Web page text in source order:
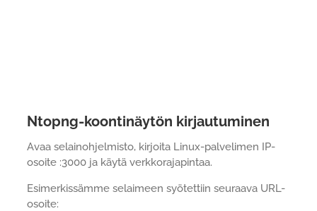
Ntopng-koontinäytön kirjautuminen
Avaa selainohjelmisto, kirjoita Linux-palvelimen IP-
osoite :3000 ja käytä verkkorajapintaa.
Esimerkissämme selaimeen syötettiin seuraava URL-
osoite: